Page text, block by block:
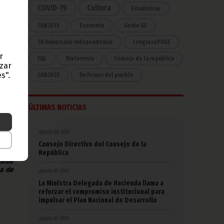
y
de
COVID-19 Cultura Estadísticas
CAN 2015 Economía Gente GE
50 Aniversario Independencia CongresoPDGE
FIJA Bielorrusia Consejo de la república
CAN 2025 Defensor del pueblo
ÚLTIMAS NOTICIAS
agosto 08, 2026
Consejo Directivo del Consejo de la
República
agosto 07, 2026
La Ministra Delegada de Hacienda llama a
reforzar el compromiso institucional para
impulsar el Plan Nacional de Desarrollo
agosto 07, 2026